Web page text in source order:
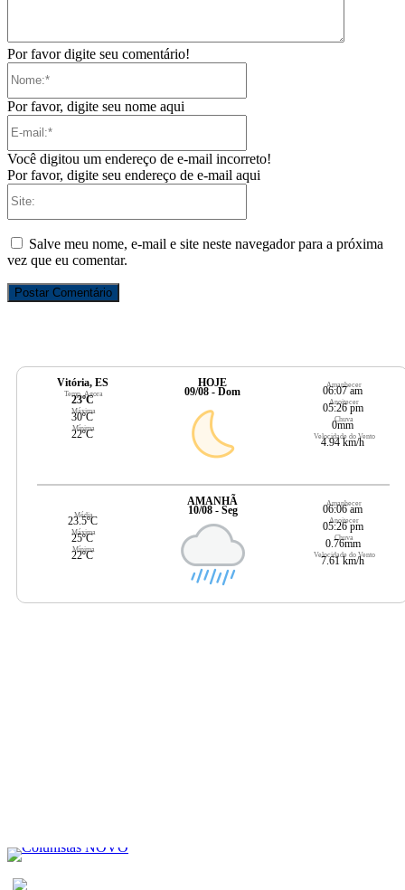
Por favor digite seu comentário!
Por favor, digite seu nome aqui
Você digitou um endereço de e-mail incorreto!
Por favor, digite seu endereço de e-mail aqui
Salve meu nome, e-mail e site neste navegador para a próxima
vez que eu comentar.
Vitória, ES
Temp. Agora
23ºC
Máxima
30ºC
Mínima
22ºC
HOJE
09/08 - Dom
Amanhecer
06:07 am
Anoitecer
05:26 pm
Chuva
0mm
Velocidade do Vento
4.94 km/h
Média
23.5ºC
Máxima
25ºC
Mínima
22ºC
AMANHÃ
10/08 - Seg
Amanhecer
06:06 am
Anoitecer
05:26 pm
Chuva
0.76mm
Velocidade do Vento
7.61 km/h